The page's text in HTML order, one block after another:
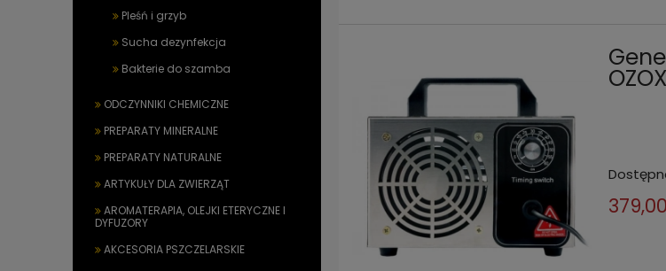
Pleśń i grzyb
Sucha dezynfekcja
Bakterie do szamba
ODCZYNNIKI CHEMICZNE
PREPARATY MINERALNE
PREPARATY NATURALNE
ARTYKUŁY DLA ZWIERZĄT
AROMATERAPIA, OLEJKI ETERYCZNE I
DYFUZORY
AKCESORIA PSZCZELARSKIE